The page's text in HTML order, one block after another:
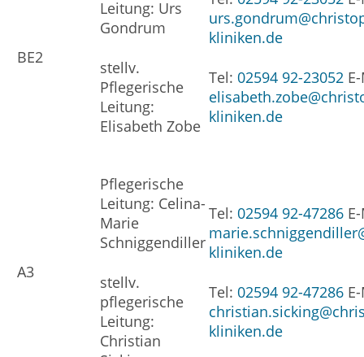
BE2
Leitung: Urs
Gondrum
stellv.
Pflegerische
Leitung:
Elisabeth Zobe
kliniken.de
Tel: 02594 92-23052
kliniken.de
A3
Pflegerische
Leitung: Celina-
Marie
Schniggendiller
stellv.
pflegerische
Leitung:
Christian
Tel: 02594 92-47286
kliniken.de
Tel: 02594 92-47286
kliniken.de